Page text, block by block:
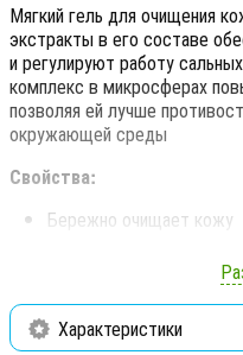
Мягкий гель для очищения
экстракты в его составе
и регулируют работу
комплекс в микросферах
позволяя ей лучше
окружающей среды
Свойства:
Бережно очищает кожу
Оказывает
Повышает защитные
Способ применения:
Характеристики